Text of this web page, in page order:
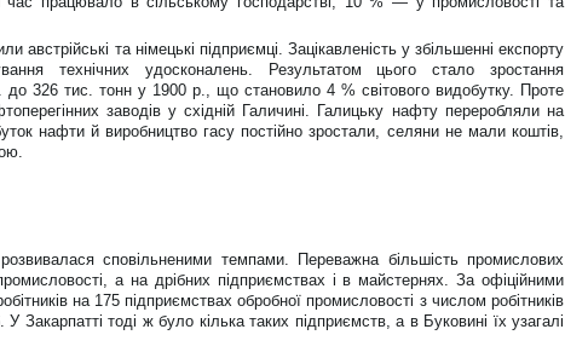
австрійські та німецькі підприємці. Зацікавленість у збільшенні експорту
технічних удосконалень. Результатом цього стало зростання
326 тис. тонн у 1900 р., що становило 4 % світового видобутку. Проте
заводів у східній Галичині. Галицьку нафту переробляли на
нафти й виробництво гасу постійно зростали, селяни не мали коштів,
сповільненими темпами. Переважна більшість промислових
а на дрібних підприємствах і в майстернях. За офіційними
на 175 підприємствах обробної промисловості з числом робітників
тоді ж було кілька таких підприємств, а в Буковині їх узагалі